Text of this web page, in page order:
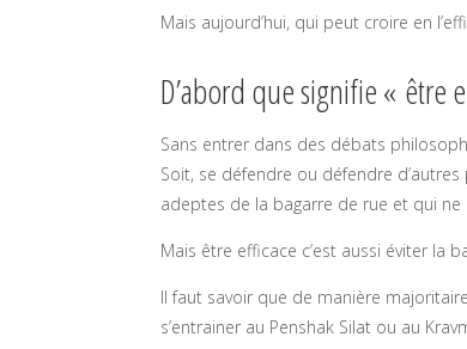
Mais aujourd’hui, qui peut croire en
D’abord que signifie « être
Sans entrer dans des débats
Soit, se défendre ou défendre
adeptes de la bagarre de rue et qui
Mais être efficace c’est aussi éviter la
Il faut savoir que de manière
s’entrainer au Penshak Silat ou au